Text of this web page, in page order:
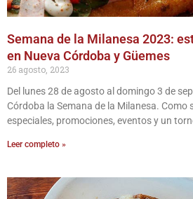
Semana de la Milanesa 2023:
en Nueva Córdoba y Güemes
26 agosto, 2023
Del lunes 28 de agosto al domingo 3 de
Córdoba la Semana de la Milanesa. Como
especiales, promociones, eventos y un
Leer completo »